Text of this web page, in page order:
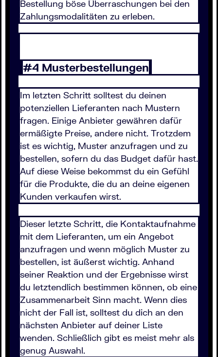
Bestellung böse Überraschungen bei den
Zahlungsmodalitäten zu erleben.
#4 Musterbestellungen
Im letzten Schritt solltest du deinen
potenziellen Lieferanten nach Mustern
fragen. Einige Anbieter gewähren dafür
ermäßigte Preise, andere nicht. Trotzdem
ist es wichtig, Muster anzufragen und zu
bestellen, sofern du das Budget dafür hast.
Auf diese Weise bekommst du ein Gefühl
für die Produkte, die du an deine eigenen
Kunden verkaufen wirst.
Dieser letzte Schritt, die Kontaktaufnahme
mit dem Lieferanten, um ein Angebot
anzufragen und wenn möglich Muster zu
bestellen, ist äußerst wichtig. Anhand
seiner Reaktion und der Ergebnisse wirst
du letztendlich bestimmen können, ob eine
Zusammenarbeit Sinn macht. Wenn dies
nicht der Fall ist, solltest du dich an den
nächsten Anbieter auf deiner Liste
wenden. Schließlich gibt es meist mehr als
genug Auswahl.